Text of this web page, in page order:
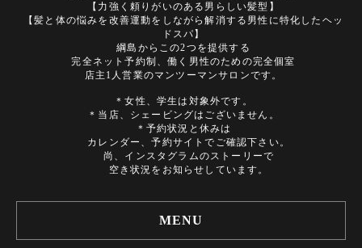
【力強く頼りがいのある男らしい髪型】
【髪と体の悩みを改善運動をしながら解消する男性に特化したヘッ
ドスパ】
綱島からこの2つを提供する
完全ネット予約制、働く男性のための完全個室
店主1人営業のマンツーマンサロンです。
＊女性、学生は対象外です。
＊当店、シェービングはございません。
＊予約状況と休みは
カレンダー、予約サイトでご確認下さい。
尚、インスタグラムのストーリーで
空き状況をお知らせしています。
MENU